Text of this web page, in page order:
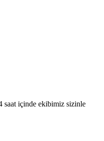
saat içinde ekibimiz sizinle